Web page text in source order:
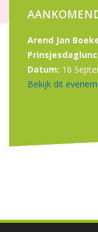
Arend Jan
Datum: 16
Bekijk dit